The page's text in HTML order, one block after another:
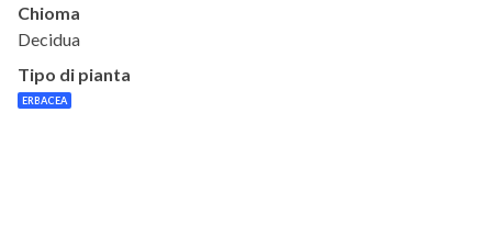
Chioma
Decidua
Tipo di pianta
ERBACEA